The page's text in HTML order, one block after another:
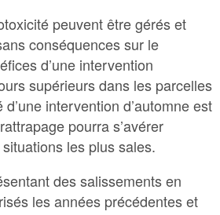
peuvent être gérés et
conséquences sur le
d’une intervention
supérieurs dans les parcelles
d’une intervention d’automne est
pourra s’avérer
les plus sales.
des salissements en
les années précédentes et